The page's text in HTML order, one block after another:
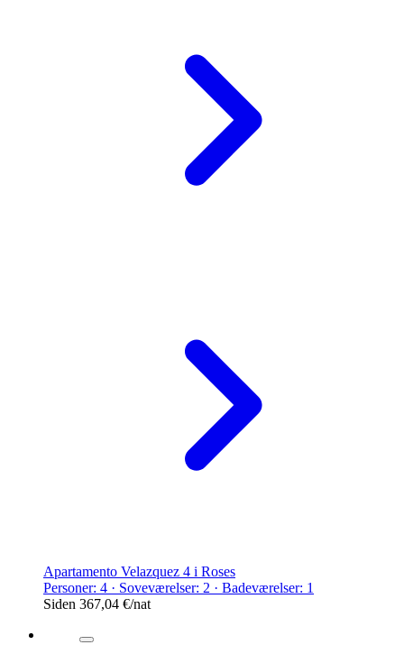
Apartamento Velazquez 4 i Roses
Personer: 4 · Soveværelser: 2 · Badeværelser: 1
Siden 367,04 €/nat